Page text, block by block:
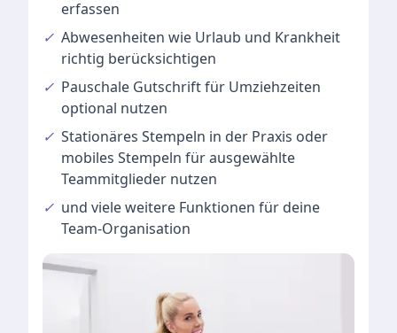
erfassen
✓ Abwesenheiten wie Urlaub und Krankheit
richtig berücksichtigen
✓ Pauschale Gutschriftfür Umziehzeiten
optional nutzen
✓ Stationäres Stempeln in der Praxis oder
mobiles Stempeln für ausgewählte
Teammitglieder nutzen
✓ und vieleweitere Funktionen für deine
Team-Organisation